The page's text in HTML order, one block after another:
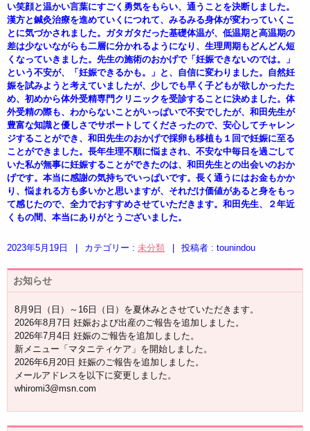
い笑顔と温かい言葉にすごく勇気をもらい、通うことを決断しました。
漢方と鍼灸治療を進めていくにつれて、みるみる身体が変わっていくこ
とに気づかされました。ガタガタだった基礎体温が、低温期と高温期の
差は少ないながらも二層に分かれるようになり、生理周期もどんどん短
くなっていきました。先生の施術のおかげで「妊娠できないのでは。」
という不安が、「妊娠できるかも。」と、自信に変わりました。自然妊
娠を試みようと考えていましたが、少しでも早く子どもが欲しかったた
め、初めから体外受精専門クリニックを受診することに決めました。体
外受精の際も、わからないことがいっぱいで不安でしたが、和田先生が
豊富な知識と優しさでサポートしてくださったので、安心してチャレン
ジすることができ、和田先生のおかげで採卵も移植も１回で妊娠に至る
ことができました。長年生理不順に悩まされ、不安な中毎日を過ごして
いた私が無事に妊娠することができたのは、和田先生との出会いのおか
げです。本当に感謝の気持ちでいっぱいです。長く通うにはお金もかか
り、悩まれる方も多いかと思いますが、それだけ価値があると身をもっ
て感じたので、全力でおすすめさせていただきます。和田先生、２年近
くもの間、本当にありがとうございました。
2023年5月19日 | カテゴリー : 未分類 | 投稿者 : tounindou
お知らせ
8月9日（日）～16日（日）を夏休みとさせていただきます。
2026年8月7日 妊娠および出産のご報告を追加しました。
2026年7月4日 妊娠のご報告を追加しました。
新メニュー「マタニティケア」を開始しました。
2026年6月20日 妊娠のご報告を追加しました。
メールアドレスを以下に変更しました。
whiromi3@msn.com